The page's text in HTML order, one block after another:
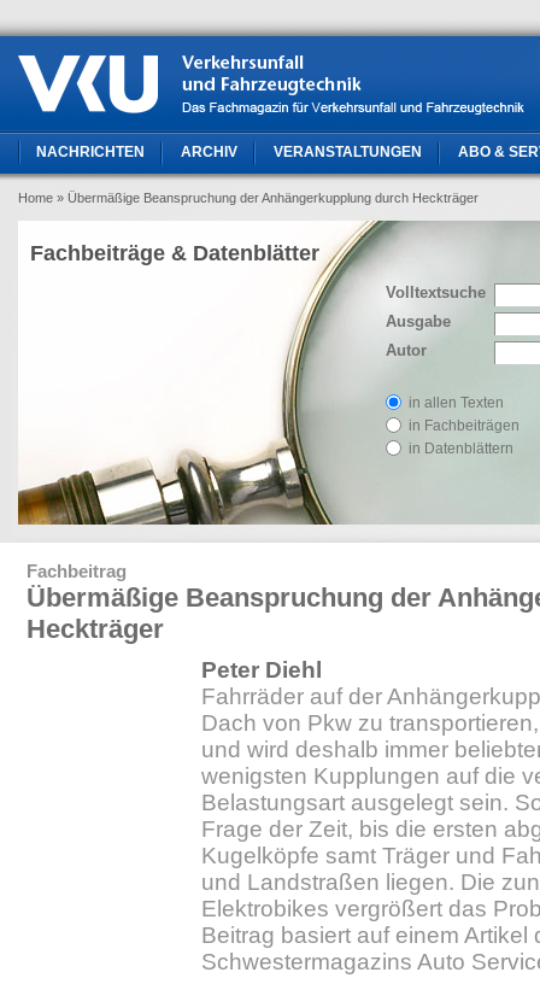
NACHRICHTEN ARCHIV VERANSTALTUNGEN ABO &
Home » Übermäßige Beanspruchung der Anhängerkupplung durch Heckträger
Volltextsuche
Ausgabe
Autor
in allen Texten
in Fachbeiträgen
in Datenblättern
Fachbeiträge & Datenblätter
Fachbeitrag
Übermäßige Beanspruchung der
Heckträger
Peter Diehl
Fahrräder auf der
Dach von Pkw zu
und wird deshalb immer
wenigsten Kupplungen auf die
Belastungsart ausgelegt sein.
Frage der Zeit, bis die ersten
Kugelköpfe samt Träger und
und Landstraßen liegen. Die
Elektrobikes vergrößert das
Beitrag basiert auf einem Artikel
Schwestermagazins Auto